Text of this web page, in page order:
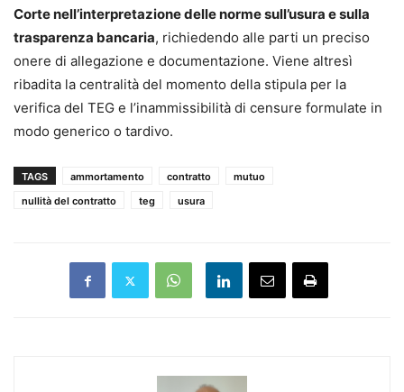
Corte nell’interpretazione delle norme sull’usura e sulla
trasparenza bancaria, richiedendo alle parti un preciso
onere di allegazione e documentazione. Viene altresì
ribadita la centralità del momento della stipula per la
verifica del TEG e l’inammissibilità di censure formulate in
modo generico o tardivo.
TAGS ammortamento contratto
mutuo
nullità del contratto
teg usura